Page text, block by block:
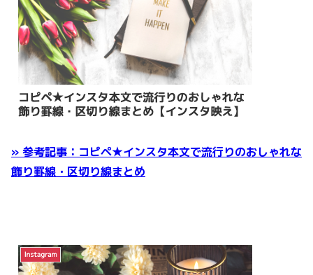
» 参考記事：コピペ★インスタ本文で流行りのおしゃれな
飾り罫線・区切り線まとめ